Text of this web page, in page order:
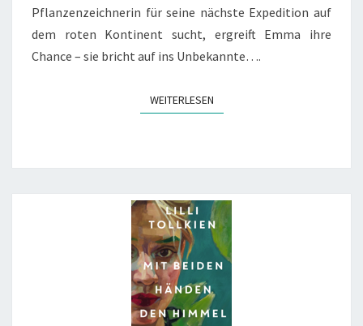
Pflanzenzeichnerin für seine nächste Expedition auf
dem roten Kontinent sucht, ergreift Emma ihre
Chance – sie bricht auf ins Unbekannte….
WEITERLESENWEITERLESEN